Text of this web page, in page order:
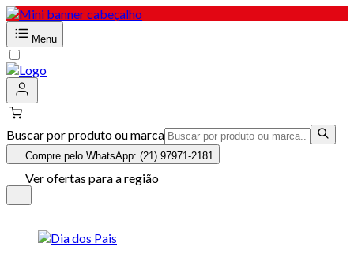
Menu
Buscar por produto ou marca
Compre pelo WhatsApp: (21) 97971-2181
Ver ofertas para a região